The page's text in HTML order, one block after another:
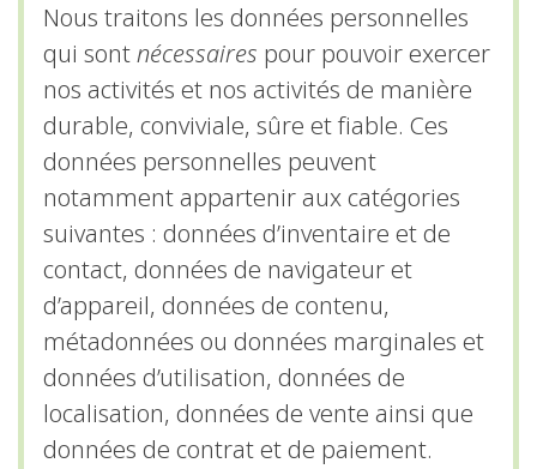
Nous traitons les données personnelles
qui sontnécessaires pour pouvoir exercer
nos activités et nos activités de manière
durable, conviviale, sûre et fiable. Ces
données personnelles peuvent
notamment appartenir aux catégories
suivantes : données d’inventaire et de
contact, données de navigateur et
d’appareil, données de contenu,
métadonnées ou données marginales et
données d’utilisation, données de
localisation, données de vente ainsi que
données de contrat et de paiement.